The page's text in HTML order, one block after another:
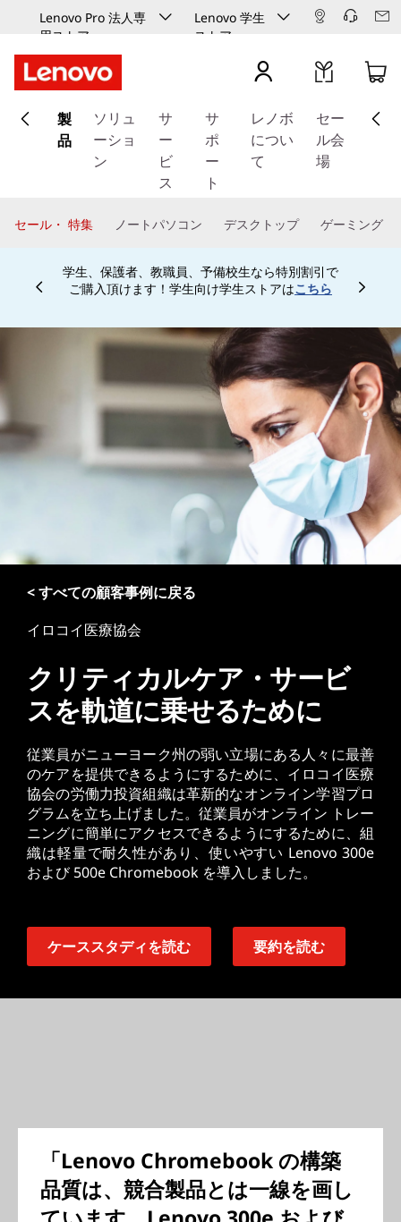
Lenovo Pro 法人専
用ストア
Lenovo 学生
ストア
イ
ン
ッ
製
品
ソリュ
ーショ
ン
サ
ー
ビ
ス
サ
ポ
ー
ト
レノボ
につい
て
セー
ル会
場
セール・ 特集 ノートパソコン デスクトップ ゲーミング
学生、保護者、教職員、予備校生なら特別割引で
ご購入頂けます！学生向け学生ストアはこちら
Currently displaying item 4 of
< すべての顧客事例に戻る
イロコイ医療協会
クリティカルケア・サービ
スを軌道に乗せるために
従業員がニューヨーク州の弱い立場にある人々に最善
のケアを提供できるようにするために、イロコイ医療
協会の労働力投資組織は革新的なオンライン学習プロ
グラムを立ち上げました。従業員がオンライン トレー
ニングに簡単にアクセスできるようにするために、組
織は軽量で耐久性があり、使いやすい Lenovo 300e
および 500e Chromebook を導入しました。
ケーススタディを読む 要約を読む
「Lenovo Chromebook の構築
品質は、競合製品とは一線を画し